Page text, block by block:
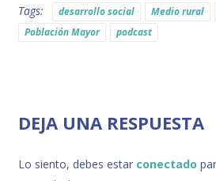
Tags: desarrollo social Medio rural
Población Mayor
podcast
DEJA UNA RESPUESTA
Lo siento, debes estar conectado